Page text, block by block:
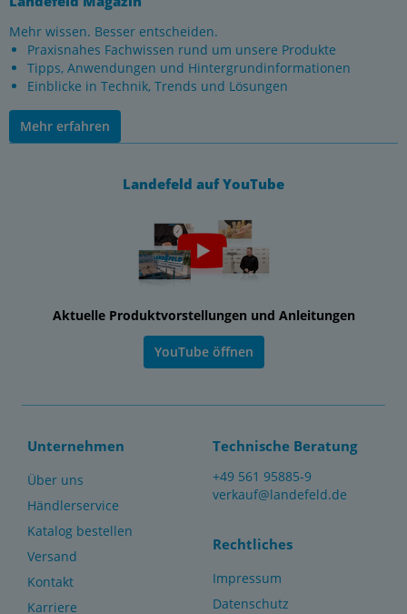
Mehr wissen. Besser entscheiden.
Praxisnahes Fachwissen rund um unsere Produkte
Tipps, Anwendungen und Hintergrundinformationen
Einblicke in Technik, Trends und Lösungen
Mehr erfahren
Landefeld auf YouTube
Aktuelle Produktvorstellungen und Anleitungen
YouTube öffnen
Unternehmen
Über uns
Händlerservice
Katalog bestellen
Versand
Kontakt
Karriere
Technische Beratung
+49 561 95885-9
verkauf@landefeld.de
Rechtliches
Impressum
Datenschutz